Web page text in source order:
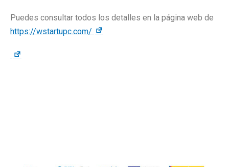
Puedes consultar todos los detalles en la página web de
https://wstartupc.com/